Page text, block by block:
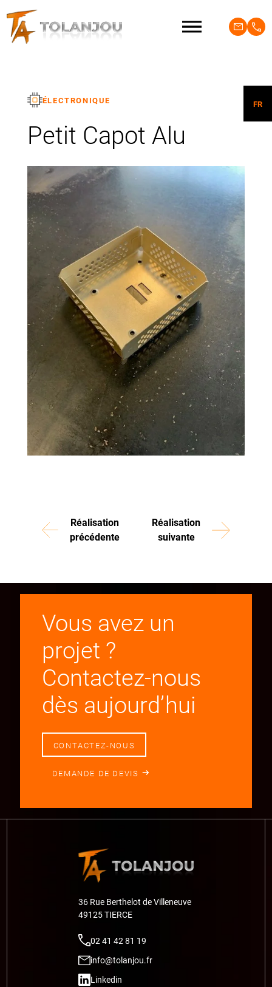
ÉLECTRONIQUE
Petit Capot Alu
Réalisation
précédente
Réalisation
suivante
Vous avez un
projet ?
Contactez-nous
dès aujourd’hui
CONTACTEZ-NOUS
DEMANDE DE DEVIS
36 Rue Berthelot de Villeneuve
49125 TIERCE
02 41 42 81 19
info@tolanjou.fr
Linkedin
FR